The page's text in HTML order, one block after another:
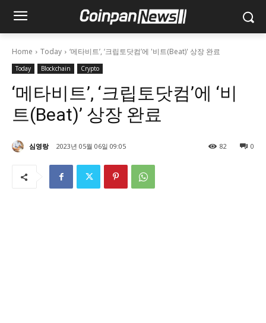
Home Today ‘메타비트’, ‘크립토닷컴’에 '비트(Beat)' 상장 완료
Today Blockchain Crypto
‘메타비트’, ‘크립토닷컴’에 ‘비
트(Beat)’ 상장 완료
심영랑 2023년 05월 06일 09:05 0
82